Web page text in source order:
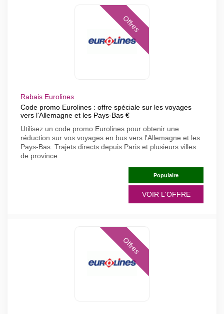
Offres
Rabais Eurolines
Code promo Eurolines : offre spéciale sur les voyages
vers l'Allemagne et les Pays-Bas €
Utilisez un code promo Eurolines pour obtenir une
réduction sur vos voyages en bus vers l'Allemagne et les
Pays-Bas. Trajets directs depuis Paris et plusieurs villes
de province
Populaire
VOIR L'OFFRE
Offres